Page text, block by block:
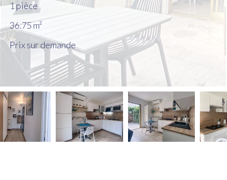
1 pièce
36.75m²
Prix sur demande